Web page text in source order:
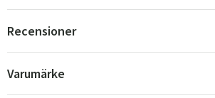
Recensioner
Varumärke